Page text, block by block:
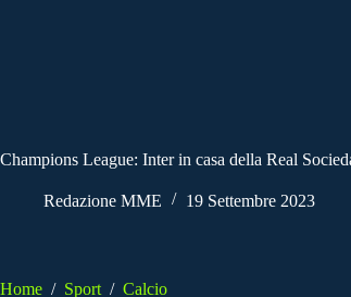
Champions League: Inter in casa della Real
Redazione MME 19 Settembre 2023
Home / Sport / Calcio